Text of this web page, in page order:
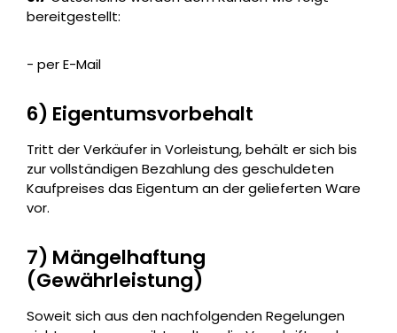
bereitgestellt:
- per E-Mail
6) Eigentumsvorbehalt
Tritt der Verkäufer in Vorleistung, behält er sich bis
zur vollständigen Bezahlung des geschuldeten
Kaufpreises das Eigentum an der gelieferten Ware
vor.
7) Mängelhaftung
(Gewährleistung)
Soweit sich aus den nachfolgenden Regelungen